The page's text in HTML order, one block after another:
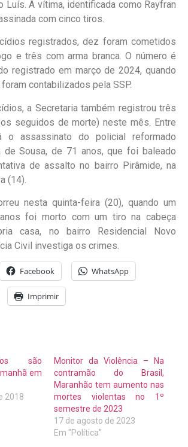
Luís. A vítima, identificada como Rayfran
com cinco tiros.
registrados, dez foram cometidos
e três com arma branca. O número é
registrado em março de 2024, quando
contabilizados pela SSP.
a Secretaria também registrou três
seguidos de morte) neste mês. Entre
o assassinato do policial reformado
de Sousa, de 71 anos, que foi baleado
de assalto no bairro Pirâmide, na
(14).
nesta quinta-feira (20), quando um
foi morto com um tiro na cabeça
casa, no bairro Residencial Novo
Civil investiga os crimes.
Facebook WhatsApp
Imprimir
são
em
2018
Monitor da Violência – Na
contramão do Brasil,
Maranhão tem aumento nas
mortes violentas no 1º
semestre de 2023
17 de agosto de 2023
Em "Política"